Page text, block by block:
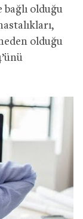
bağlı olduğu
olduğu